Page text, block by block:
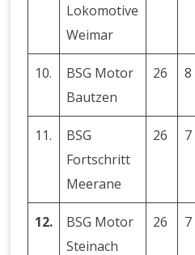
Lokomotive
Weimar
10.
BSG Motor
Bautzen
26 8
11.
BSG
Fortschritt
Meerane
26 7
12.
BSG Motor
Steinach
26 7